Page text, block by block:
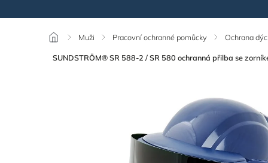
/ Muži / Pracovní ochranné pomůcky / Ochrana
SUNDSTRÖM® SR 588-2 / SR 580 ochranná přilba se